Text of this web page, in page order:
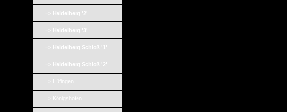
=> Heidelberg '2'
=> Heidelberg '3'
=> Heidelberg Schloß '1'
=> Heidelberg Schloß '2'
=> Hüfingen
=> Königshofen